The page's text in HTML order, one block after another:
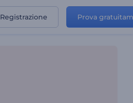
Registrazione Prova